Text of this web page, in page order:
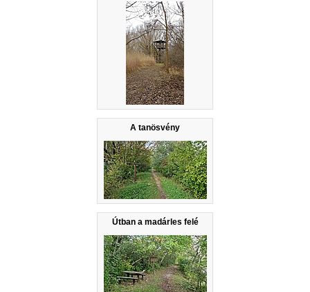
A tanösvény
Útban a madárles felé